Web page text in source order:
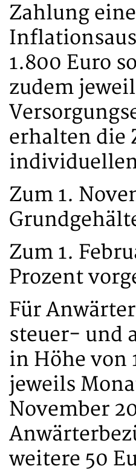
Zahlung
1.800 Euro
zudem
erhalten die
Zum 1.
Zum 1.
Prozent
Für
steuer- und
in Höhe von
jeweils
November
weitere 50